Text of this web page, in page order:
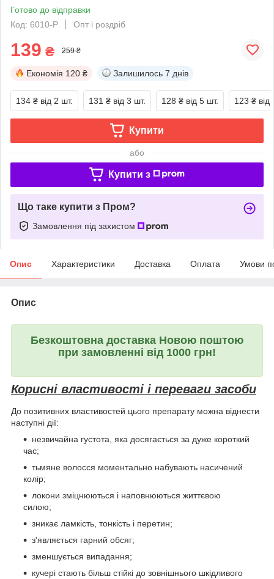
Готово до відправки
Код: 6010-P
Опт і роздріб
139 ₴ 259 ₴
Економія 120 ₴ Залишилось 7 днів
134 ₴ від 2 шт. 131 ₴ від 3 шт. 128 ₴ від 5 шт. 123 ₴ від
Купити
або
Купити з
Що таке купити з Пром?
Замовлення під захистом
Опис Характеристики Доставка Оплата Умови
Опис
Безкоштовна доставка Новою поштою
при замовленні від 1000 грн!
Корисні властивості і переваги засоби
До позитивних властивостей цього препарату можна віднести
наступні дії:
незвичайна густота, яка досягається за дуже короткий
час;
тьмяне волосся моментально набувають насичений
колір;
локони зміцнюються і наповнюються життєвою
силою;
зникає ламкість, тонкість і перетин;
з'являється гарний обсяг;
зменшується випадання;
кучері стають більш стійкі до зовнішнього шкідливого